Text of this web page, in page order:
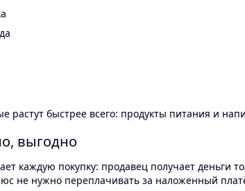
растут быстрее всего: продукты питания и
выгодно
каждую покупку: продавец получает деньги
не нужно переплачивать за наложенный